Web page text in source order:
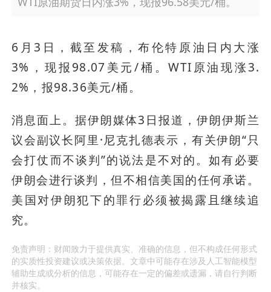
6月3日，截至发稿，布伦特原油日内大涨
3%，现报98.07美元/桶。WTI原油现涨3.
2%，报98.36美元/桶。
消息面上。据伊朗媒体3日报道，伊朗伊斯兰
议会副议长阿里·尼克扎德表示，有关伊朗“只
会打仗而不谈判”的说法是不对的。如有必要
伊朗会进行谈判，但不相信美国的任何承诺。
美国对伊朗犯下的罪行必须被揭露且继续追
究。
免责声明：财闻致力于提供真实、准确的信息，但不构成任何形式
的实质性投资建议或决策依据。文章中可能存在涉及人工智能模型
辅助生成或分析的信息，可能存在一定的偏差或遗漏，请自行判断
并核实。